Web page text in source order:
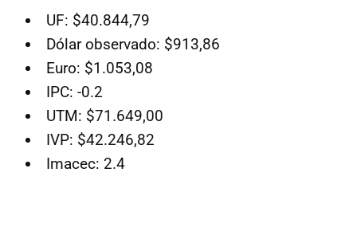
UF: $40.844,79
Dólar observado: $913,86
Euro: $1.053,08
IPC: -0.2
UTM: $71.649,00
IVP: $42.246,82
Imacec: 2.4